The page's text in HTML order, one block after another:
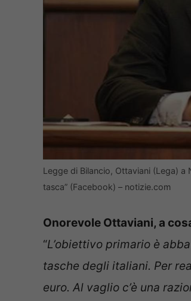
Legge di Bilancio, Ottaviani (Lega) a
tasca” (Facebook) – notizie.com
Onorevole Ottaviani, a
“L’obiettivo primario è
tasche degli italiani. Per
euro. Al vaglio c’è una